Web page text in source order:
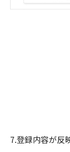
7.登録内容が反